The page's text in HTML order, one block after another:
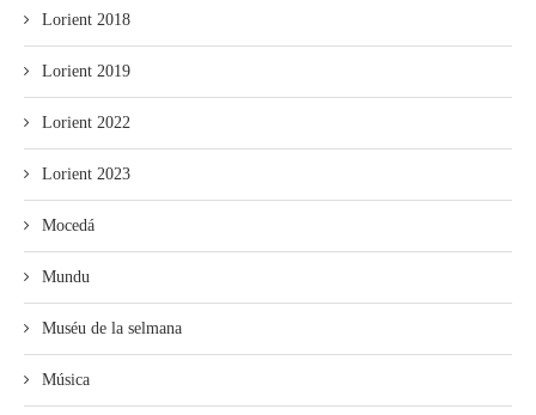
Lorient 2018
Lorient 2019
Lorient 2022
Lorient 2023
Mocedá
Mundu
Muséu de la selmana
Música